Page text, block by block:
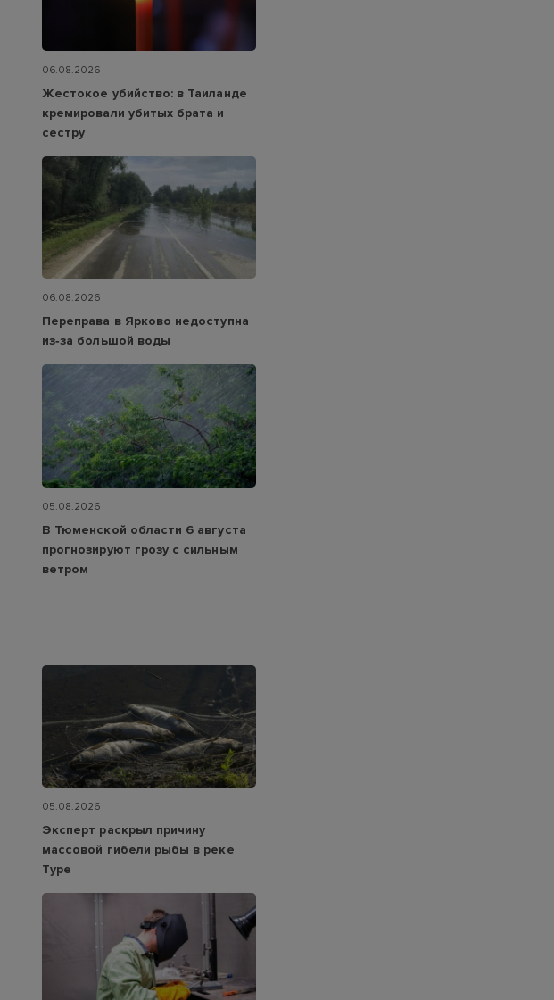
06.08.2026
Жестокое убийство: в Таиланде
кремировали убитых брата и
сестру
06.08.2026
Переправа в Ярково недоступна
из‑за большой воды
05.08.2026
В Тюменской области 6 августа
прогнозируют грозу с сильным
ветром
05.08.2026
Эксперт раскрыл причину
массовой гибели рыбы в реке
Туре